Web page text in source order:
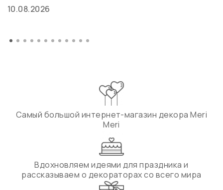
10.08.2026
Самый большой интернет-магазин декора Meri
Meri
Вдохновляем идеями для праздника и
рассказываем о декораторах со всего мира